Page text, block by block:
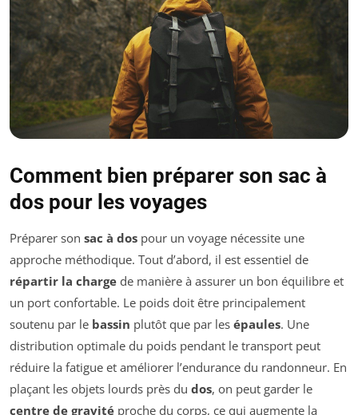
Comment bien préparer son sac à
dos pour les voyages
Préparer son sac à dos pour un voyage nécessite une
approche méthodique. Tout d’abord, il est essentiel de
répartir la charge de manière à assurer un bon équilibre et
un port confortable. Le poids doit être principalement
soutenu par le bassin plutôt que par les épaules. Une
distribution optimale du poids pendant le transport peut
réduire la fatigue et améliorer l’endurance du randonneur. En
plaçant les objets lourds près du dos, on peut garder le
centre de gravité proche du corps, ce qui augmente la